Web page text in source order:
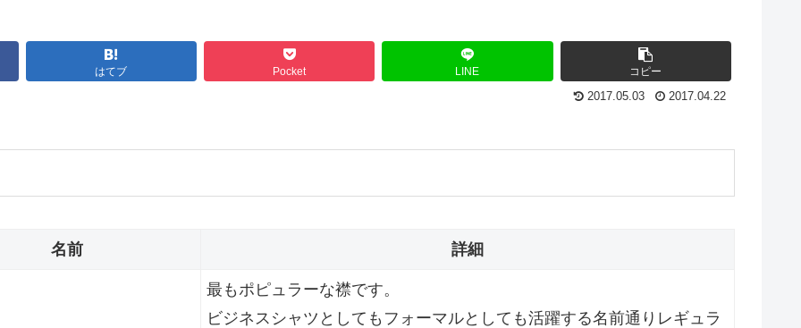
はてブ Pocket LINE コピー
2017.05.03 2017.04.22
名前 詳細
最もポピュラーな襟です。
ビジネスシャツとしてもフォーマルとしても活躍する名前通りレギュラ